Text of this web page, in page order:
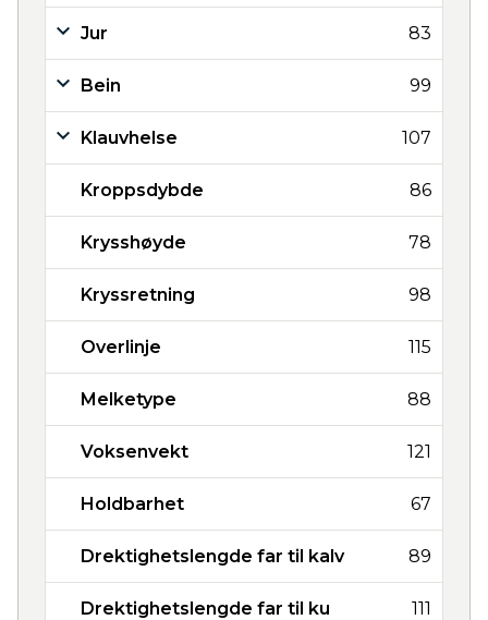
Jur 83
Bein 99
Klauvhelse 107
Kroppsdybde 86
Krysshøyde 78
Kryssretning 98
Overlinje 115
Melketype 88
Voksenvekt 121
Holdbarhet 67
Drektighetslengde far til kalv 89
Drektighetslengde far til ku 111